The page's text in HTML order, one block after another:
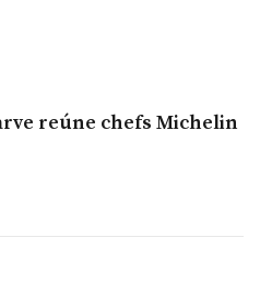
reúne chefs Michelin